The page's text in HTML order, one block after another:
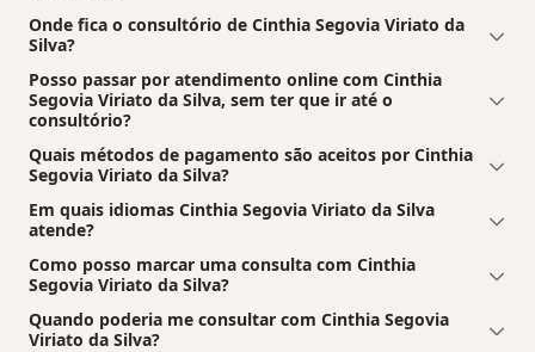
Onde fica o consultório de Cinthia Segovia Viriato da
Silva?
Posso passar por atendimento online com Cinthia
Segovia Viriato da Silva, sem ter que ir até o
consultório?
Quais métodos de pagamento são aceitos por Cinthia
Segovia Viriato da Silva?
Em quais idiomas Cinthia Segovia Viriato da Silva
atende?
Como posso marcar uma consulta com Cinthia
Segovia Viriato da Silva?
Quando poderia me consultar com Cinthia Segovia
Viriato da Silva?